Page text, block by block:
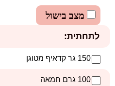
מצב בישול
לתחתית:
150 גר קדאיף מטוגן
100 גרם חמאה